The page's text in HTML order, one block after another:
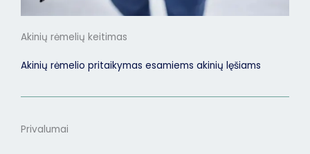
Akinių rėmelių keitimas
Akinių rėmelio pritaikymas esamiems akinių lęšiams
Privalumai